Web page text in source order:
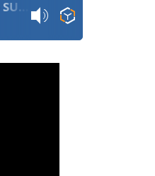
Radio SUNCE